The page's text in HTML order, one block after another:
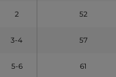
2 52
3-4 57
5-6 61